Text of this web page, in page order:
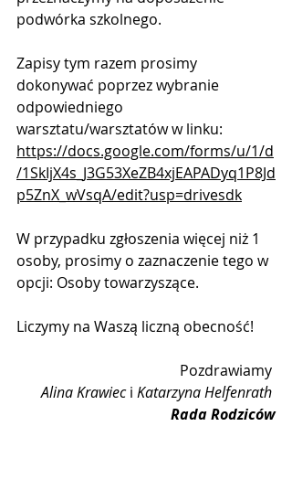
podwórka szkolnego.
Zapisy tym razem prosimy
dokonywać poprzez wybranie
odpowiedniego
warsztatu/warsztatów w linku:
https://docs.google.com/forms/u/1/d
/1SkIjX4s_J3G53XeZB4xjEAPADyq1P8Jd
p5ZnX_wVsqA/edit?usp=drivesdk
W przypadku zgłoszenia więcej niż 1
osoby, prosimy o zaznaczenie tego w
opcji: Osoby towarzyszące.
Liczymy na Waszą liczną obecność!
Pozdrawiamy
Alina Krawiec i Katarzyna Helfenrath
Rada Rodziców